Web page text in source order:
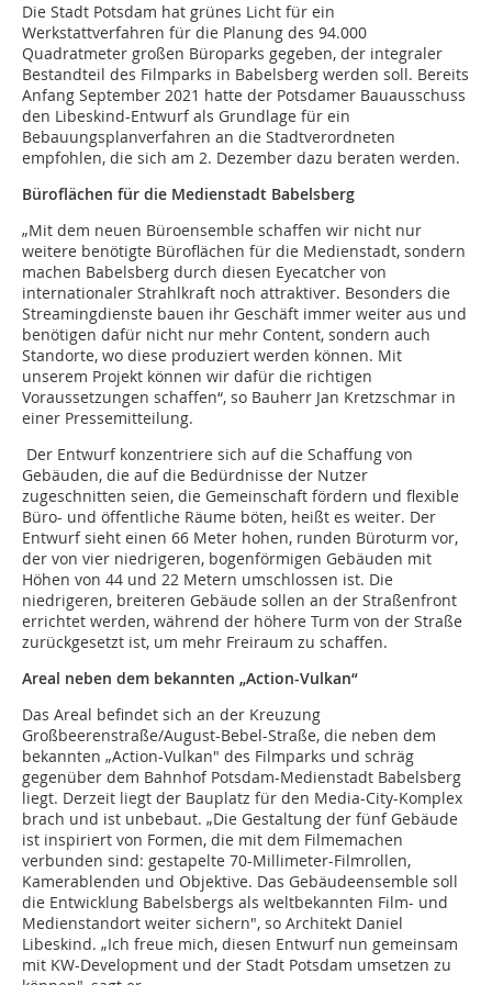
Die Stadt Potsdam hat grünes Licht für ein
Werkstattverfahren für die Planung des 94.000
Quadratmeter großen Büroparks gegeben, der integraler
Bestandteil des Filmparks in Babelsberg werden soll. Bereits
Anfang September 2021 hatte der Potsdamer Bauausschuss
den Libeskind-Entwurf als Grundlage für ein
Bebauungsplanverfahren an die Stadtverordneten
empfohlen, die sich am 2. Dezember dazu beraten werden.
Büroflächen für die Medienstadt Babelsberg
„Mit dem neuen Büroensemble schaffen wir nicht nur
weitere benötigte Büroflächen für die Medienstadt, sondern
machen Babelsberg durch diesen Eyecatcher von
internationaler Strahlkraft noch attraktiver. Besonders die
Streamingdienste bauen ihr Geschäft immer weiter aus und
benötigen dafür nicht nur mehr Content, sondern auch
Standorte, wo diese produziert werden können. Mit
unserem Projekt können wir dafür die richtigen
Voraussetzungen schaffen“, so Bauherr Jan Kretzschmar in
einer Pressemitteilung.
Der Entwurf konzentriere sich auf die Schaffung von
Gebäuden, die auf die Bedürdnisse der Nutzer
zugeschnitten seien, die Gemeinschaft fördern und flexible
Büro- und öffentliche Räume böten, heißt es weiter. Der
Entwurf sieht einen 66 Meter hohen, runden Büroturm vor,
der von vier niedrigeren, bogenförmigen Gebäuden mit
Höhen von 44 und 22 Metern umschlossen ist. Die
niedrigeren, breiteren Gebäude sollen an der Straßenfront
errichtet werden, während der höhere Turm von der Straße
zurückgesetzt ist, um mehr Freiraum zu schaffen.
Areal neben dem bekannten „Action-Vulkan“
Das Areal befindet sich an der Kreuzung
Großbeerenstraße/August-Bebel-Straße, die neben dem
bekannten „Action-Vulkan" des Filmparks und schräg
gegenüber dem Bahnhof Potsdam-Medienstadt Babelsberg
liegt. Derzeit liegt der Bauplatz für den Media-City-Komplex
brach und ist unbebaut. „Die Gestaltung der fünf Gebäude
ist inspiriert von Formen, die mit dem Filmemachen
verbunden sind: gestapelte 70-Millimeter-Filmrollen,
Kamerablenden und Objektive. Das Gebäudeensemble soll
die Entwicklung Babelsbergs als weltbekannten Film- und
Medienstandort weiter sichern", so Architekt Daniel
Libeskind. „Ich freue mich, diesen Entwurf nun gemeinsam
mit KW-Development und der Stadt Potsdam umsetzen zu